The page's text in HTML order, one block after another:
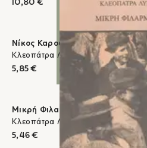
10,80 €
Νίκος Καρούζος: Συναντήθηκα
Κλεοπάτρα Λυμπέρη
5,85 €
Μικρή Φιλαρμονική
Κλεοπάτρα Λυμπέρη
5,46 €